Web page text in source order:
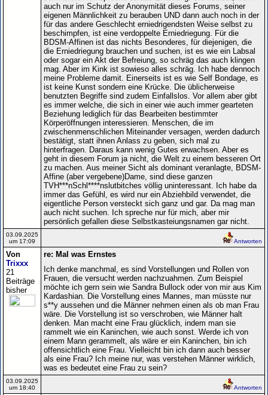
auch nur im Schutz der Anonymität dieses Forums, seiner
eigenen Männlichkeit zu berauben UND dann auch noch in der
für das andere Geschlecht erniedrigendsten Weise selbst zu
beschimpfen, ist eine verdoppelte Erniedriegung. Für die
BDSM-Affinen ist das nichts Besonderes, für diejenigen, die
die Erniedriegung brauchen und suchen, ist es wie ein Labsal
oder sogar ein Akt der Befreiung, so schräg das auch klingen
mag. Aber im Kink ist sowieso alles schräg. Ich habe dennoch
meine Probleme damit. Einerseits ist es wie Self Bondage, es
ist keine Kunst sondern eine Krücke. Die üblicherweise
benutzten Begriffe sind zudem Einfallslos. Vor allem aber gibt
es immer welche, die sich in einer wie auch immer gearteten
Beziehung lediglich für das Bearbeiten bestimmter
Körperöffnungen interessieren. Menschen, die im
zwischenmenschlichen Miteinander versagen, werden dadurch
bestätigt, statt ihnen Anlass zu geben, sich mal zu
hinterfragen. Daraus kann wenig Gutes erwachsen. Aber es
geht in diesem Forum ja nicht, die Welt zu einem besseren Ort
zu machen. Aus meiner Sicht als dominant veranlagte, BDSM-
Affine (aber vergebene)Dame, sind diese ganzen
TVH***nSchl****nslutbitches völlig uninteressant. Ich habe da
immer das Gefühl, es wird nur ein Abziehbild verwendet, die
eigentliche Person versteckt sich ganz und gar. Da mag man
auch nicht suchen. Ich spreche nur für mich, aber mir
persönlich gefallen diese Selbstkasteiungsnamen gar nicht.
03.09.2025
um 17:09
Antworten
Von
Trixxx
21
Beiträge
bisher
re: Mal was Ernstes
Ich denke manchmal, es sind Vorstellungen und Rollen von
Frauen, die versucht werden nachzuahmen. Zum Beispiel
möchte ich gern sein wie Sandra Bullock oder von mir aus Kim
Kardashian. Die Vorstellung eines Mannes, man müsste nur
s**y aussehen und die Männer nehmen einen als ob man Frau
wäre. Die Vorstellung ist so verschroben, wie Männer halt
denken. Man macht eine Frau glücklich, indem man sie
rammelt wie ein Kaninchen, wie auch sonst. Werde ich von
einem Mann gerammelt, als wäre er ein Kaninchen, bin ich
offensichtlich eine Frau. Vielleicht bin ich dann auch besser
als eine Frau? Ich meine nur, was verstehen Männer wirklich,
was es bedeutet eine Frau zu sein?
03.09.2025
um 18:40
Antworten